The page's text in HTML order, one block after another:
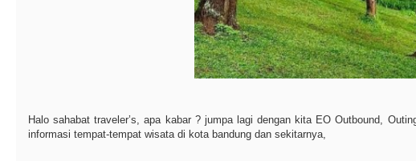
Halo sahabat traveler’s, apa kabar ? jumpa lagi dengan kita EO Outbound,
informasi tempat-tempat wisata di kota bandung dan sekitarnya,